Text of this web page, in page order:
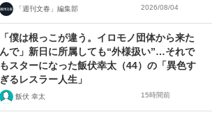
「週刊文春」編集部 2026/08/04
「僕は根っこが違う。イロモノ団体から来た
んで」新日に所属しても“外様扱い”…それで
もスターになった飯伏幸太（44）の「異色す
ぎるレスラー人生」
飯伏 幸太 15時間前